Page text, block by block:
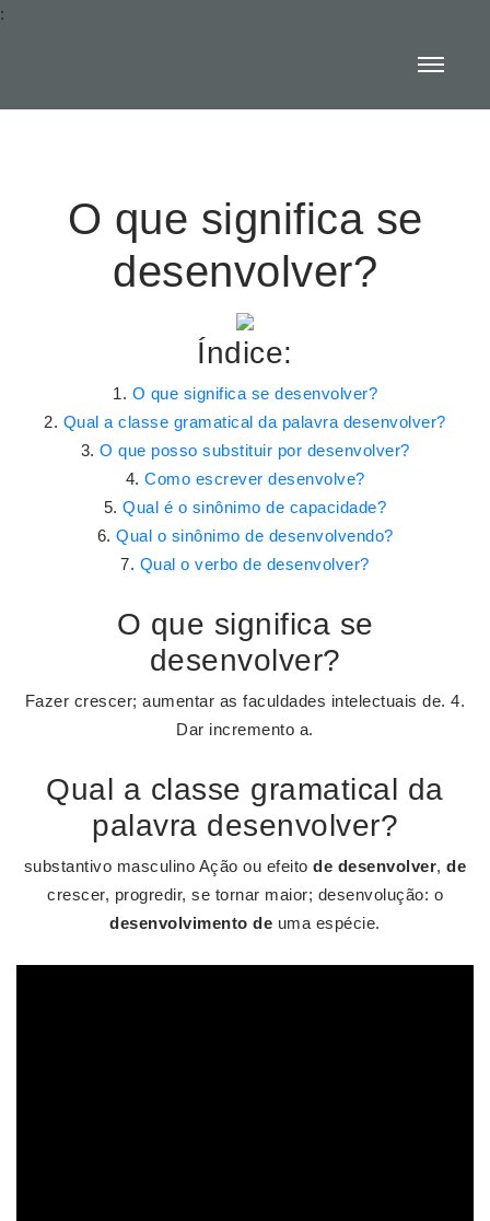
:
O que significa se
desenvolver?
Índice:
O que significa se desenvolver?
Qual a classe gramatical da palavra desenvolver?
O que posso substituir por desenvolver?
Como escrever desenvolve?
Qual é o sinônimo de capacidade?
Qual o sinônimo de desenvolvendo?
Qual o verbo de desenvolver?
O que significa se
desenvolver?
Fazer crescer; aumentar as faculdades intelectuais de. 4.
Dar incremento a.
Qual a classe gramatical da
palavra desenvolver?
substantivo masculino Ação ou efeitode desenvolver,de
crescer, progredir, se tornar maior; desenvolução: o
desenvolvimento de uma espécie.